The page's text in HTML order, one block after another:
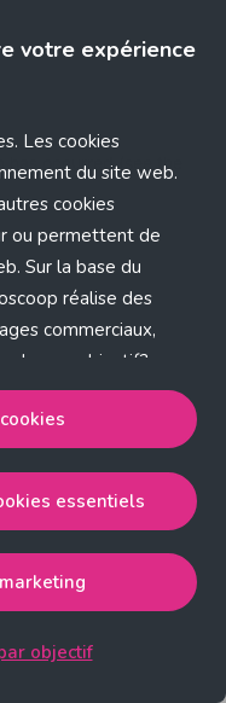
votre expérience
Les cookies
du site web.
cookies
ou permettent de
Sur la base du
réalise des
commerciaux,
chaque objectif?
objectif'.
fonctionnalité et
essentielsaccepte
essentiels
objectif
occurred (see the